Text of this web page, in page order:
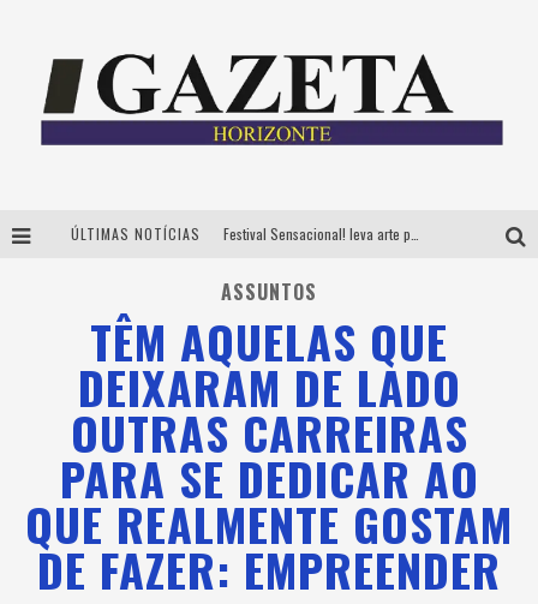
ÚLTIMAS NOTÍCIAS
Grandes shows, cenografia instagramável e resgate das tradições marcam o sucesso da 24ª edição do Forró do Givanildo
PAIS: BOAS HISTÓRIAS E UM BRINDE PARA CELEBRAR OS MOMENTOS QUE FICAM
ASSUNTOS
TÊM AQUELAS QUE
DEIXARAM DE LADO
OUTRAS CARREIRAS
PARA SE DEDICAR AO
QUE REALMENTE GOSTAM
DE FAZER: EMPREENDER